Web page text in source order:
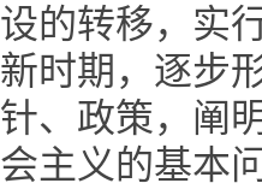
设的转移，实
新时期，逐步
针、政策，阐
会主义的基本